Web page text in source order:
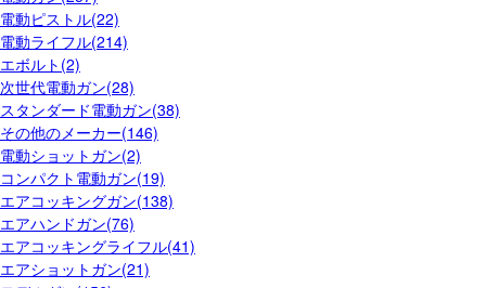
電動ピストル(22)
電動ライフル(214)
エボルト(2)
次世代電動ガン(28)
スタンダード電動ガン(38)
その他のメーカー(146)
電動ショットガン(2)
コンパクト電動ガン(19)
エアコッキングガン(138)
エアハンドガン(76)
エアコッキングライフル(41)
エアショットガン(21)